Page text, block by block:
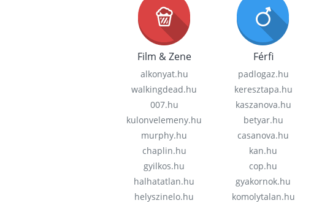
Film & Zene
alkonyat.hu
walkingdead.hu
007.hu
kulonvelemeny.hu
murphy.hu
chaplin.hu
gyilkos.hu
halhatatlan.hu
helyszinelo.hu
Férfi
padlogaz.hu
keresztapa.hu
kaszanova.hu
betyar.hu
casanova.hu
kan.hu
cop.hu
gyakornok.hu
komolytalan.hu